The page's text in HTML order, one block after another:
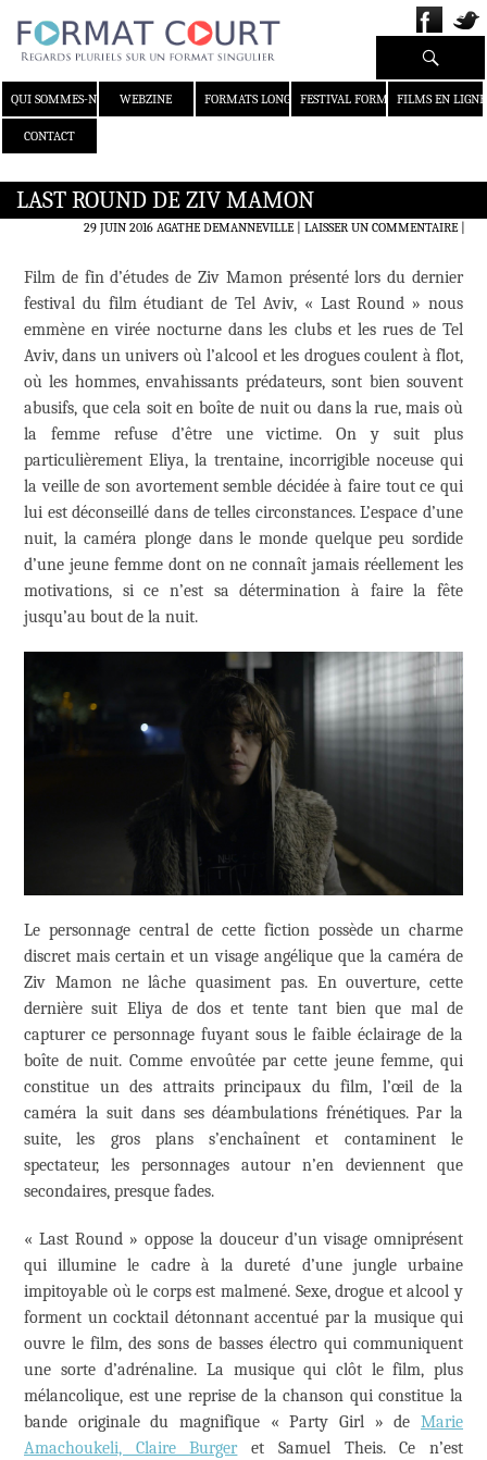
QUI SOMMES-NOUS ?WEBZINE FORMATS LONGS FESTIVAL FORMAT COURT
FILMS EN LIGNE
CONTACT
Recherche
LAST ROUND DE ZIV MAMON
29 JUIN 2016 AGATHE DEMANNEVILLE LAISSER UN COMMENTAIRE|
Film de fin d’études de Ziv Mamon présenté lors du dernier
festival du film étudiant de Tel Aviv, « Last Round » nous
emmène en virée nocturne dans les clubs et les rues de Tel
Aviv, dans un univers où l’alcool et les drogues coulent à flot,
où les hommes, envahissants prédateurs, sont bien souvent
abusifs, que cela soit en boîte de nuit ou dans la rue, mais où
la femme refuse d’être une victime. On y suit plus
particulièrement Eliya, la trentaine, incorrigible noceuse qui
la veille de son avortement semble décidée à faire tout ce qui
lui est déconseillé dans de telles circonstances. L’espace d’une
nuit, la caméra plonge dans le monde quelque peu sordide
d’une jeune femme dont on ne connaît jamais réellement les
motivations, si ce n’est sa détermination à faire la fête
jusqu’au bout de la nuit.
Le personnage central de cette fiction possède un charme
discret mais certain et un visage angélique que la caméra de
Ziv Mamon ne lâche quasiment pas. En ouverture, cette
dernière suit Eliya de dos et tente tant bien que mal de
capturer ce personnage fuyant sous le faible éclairage de la
boîte de nuit. Comme envoûtée par cette jeune femme, qui
constitue un des attraits principaux du film, l’œil de la
caméra la suit dans ses déambulations frénétiques. Par la
suite, les gros plans s’enchaînent et contaminent le
spectateur, les personnages autour n’en deviennent que
secondaires, presque fades.
« Last Round » oppose la douceur d’un visage omniprésent
qui illumine le cadre à la dureté d’une jungle urbaine
impitoyable où le corps est malmené. Sexe, drogue et alcool y
forment un cocktail détonnant accentué par la musique qui
ouvre le film, des sons de basses électro qui communiquent
une sorte d’adrénaline. La musique qui clôt le film, plus
mélancolique, est une reprise de la chanson qui constitue la
bande originale du magnifique « Party Girl » de Marie
Amachoukeli, Claire Burgeret Samuel Theis. Ce n’est